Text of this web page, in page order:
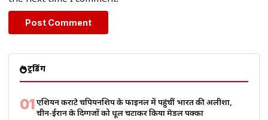
ट्रेंडिंग
01एशियन कराटे चैंपियनशिप के फाइनल में पहुंचीं भारत की अलीशा,
चीन-ईरान के दिग्गजों को धूल चटाकर किया मेडल पक्का